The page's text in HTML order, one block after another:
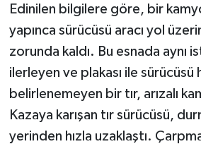
Edinilen bilgilere göre, bir
yapınca sürücüsü aracı yol
zorunda kaldı. Bu esnada aynı
ilerleyen ve plakası ile sürücüsü
belirlenemeyen bir tır, arızalı
Kazaya karışan tır sürücüsü,
yerinden hızla uzaklaştı.